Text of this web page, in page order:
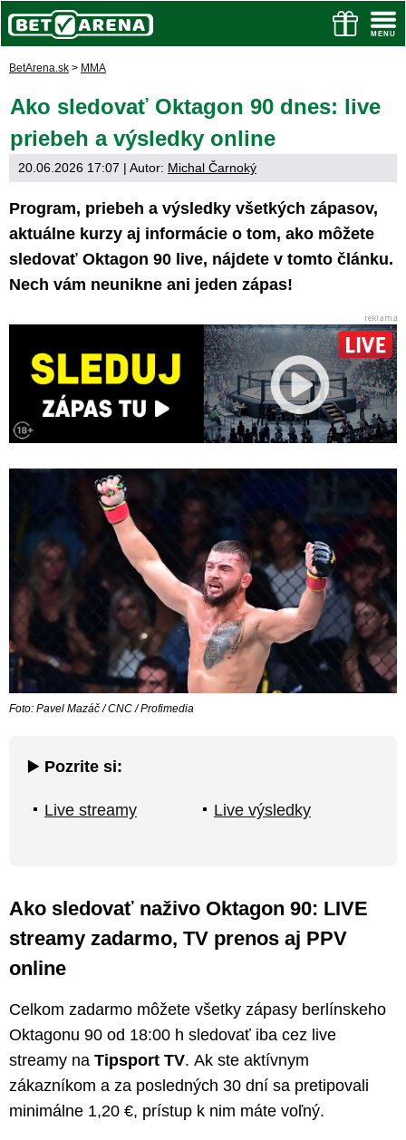
BetArena.sk > MMA
Ako sledovať Oktagon 90 dnes: live
priebeh a výsledky online
20.06.2026 17:07 | Autor: Michal Čarnoký
Program, priebeh a výsledky všetkých zápasov,
aktuálne kurzy aj informácie o tom, ako môžete
sledovať Oktagon 90 live, nájdete v tomto článku.
Nech vám neunikne ani jeden zápas!
Foto: Pavel Mazáč / CNC / Profimedia
▶️ Pozrite si:
Live streamy Live výsledky
Ako sledovať naživo Oktagon 90: LIVE
streamy zadarmo, TV prenos aj PPV
online
Celkom zadarmo môžete všetky zápasy berlínskeho
Oktagonu 90 od 18:00 h sledovať iba cez live
streamy na Tipsport TV. Ak ste aktívnym
zákazníkom a za posledných 30 dní sa pretipovali
minimálne 1,20 €, prístup k nim máte voľný.